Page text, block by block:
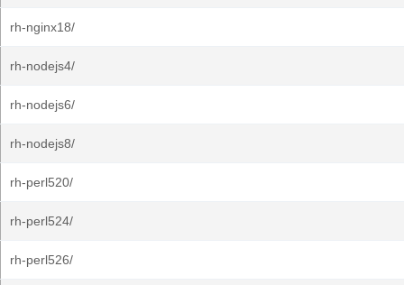
rh-nginx18/
rh-nodejs4/
rh-nodejs6/
rh-nodejs8/
rh-perl520/
rh-perl524/
rh-perl526/